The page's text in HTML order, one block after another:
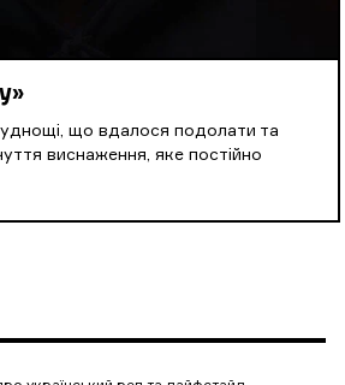
що вдалося подолати та
виснаження, яке постійно